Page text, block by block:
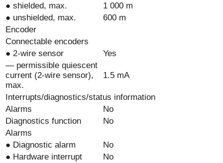
● shielded, max.
1 000 m
● unshielded, max.
600 m
Encoder
Connectable encoders
● 2-wire sensor
Yes
— permissible quiescent
current (2-wire sensor),
max.
1.5 mA
Interrupts/diagnostics/status information
Alarms
No
Diagnostics function
No
Alarms
● Diagnostic alarm
No
● Hardware interrupt
No